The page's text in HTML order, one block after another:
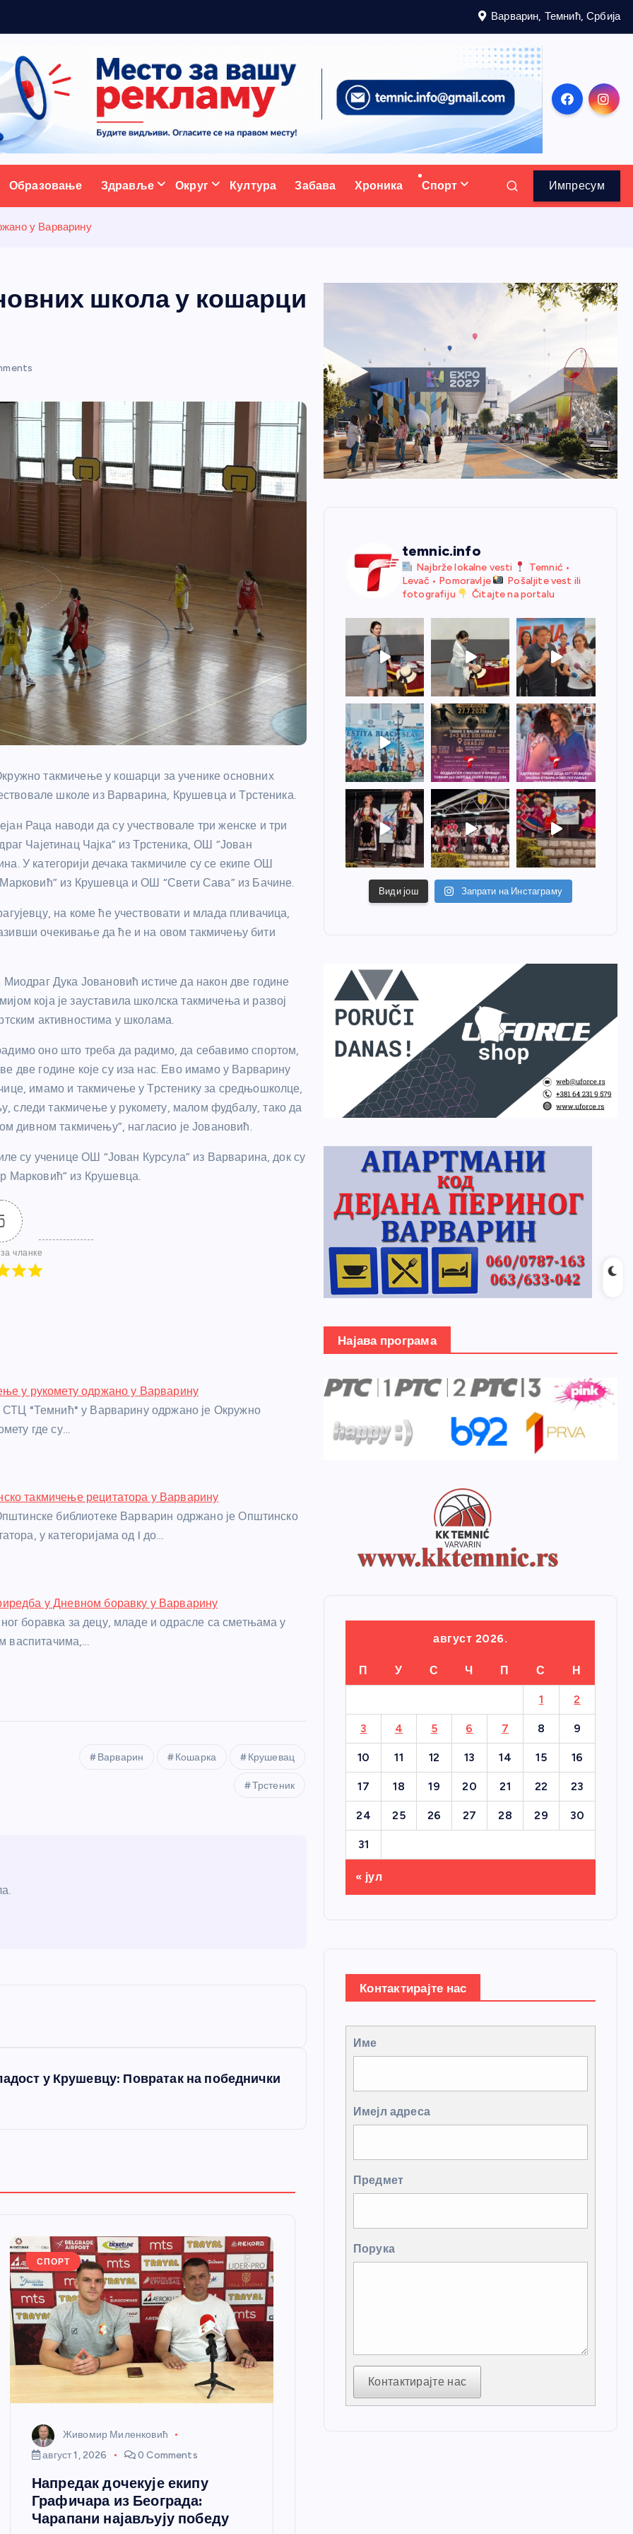
Варварин, Темнић, Србија
портал
Образовање Здравље Округ Култура Забава Хроника Спорт Импресум
у Варварину
школа у кошарци
такмичење у кошарци за ученике основних
школе из Варварина, Крушевца и Трстеника.
Раца наводи да су учествовале три женске и три
Чајетинац Чајка” из Трстеника, ОШ “Јован
У категорији дечака такмичиле су се екипе ОШ
из Крушевца и ОШ “Свети Сава” из Бачине.
на коме ће учествовати и млада пливачица,
очекивање да ће и на овом такмичењу бити
Дука Јовановић истиче да након две године
која је зауставила школска такмичења и развој
активностима у школама.
оно што треба да радимо, да себавимо спортом,
две године које су иза нас. Ево имамо у Варварину
имамо и такмичење у Трстенику за средњошколце,
такмичење у рукомету, малом фудбалу, тако да
дивном такмичењу”, нагласио је Јовановић.
су ученице ОШ “Јован Курсула” из Варварина, док су
Марковић” из Крушевца.
чланке
у рукомету одржано у Варварину
СТЦ "Темнић" у Варварину одржано је Окружно
где су…
такмичење рецитатора у Варварину
библиотеке Варварин одржано је Општинско
у категоријама од I до…
у Дневном боравку у Варварину
боравка за децу, младе и одрасле са сметњама у
васпитачима,…
Варварин Кошарка Крушевац
Трстеник
у Крушевцу: Повратак на победнички
СПОРТ
Живомир Миленковић
август 1, 2026
0 Comments
Напредак дочекује екипу
Графичара из Београда:
Чарапани најављују победу
temnic.info
Najbrže lokalne vesti
Temnić •
Levač • Pomoravlje
Pošaljite vest ili
fotografiju
Čitajte na portalu
Види још Запрати на Инстаграму
Најава програма
август 2026.
П У С Ч П С Н
1 2
3 4 5 6 7 8 9
10 11 12 13 14 15 16
17 18 19 20 21 22 23
24 25 26 27 28 29 30
31
« јул
Контактирајте нас
Име
Имејл адреса
Предмет
Порука
Контактирајте нас